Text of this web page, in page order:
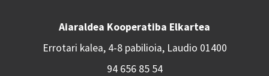
Aiaraldea Kooperatiba Elkartea
Errotari kalea, 4-8 pabilioia, Laudio 01400
94 656 85 54